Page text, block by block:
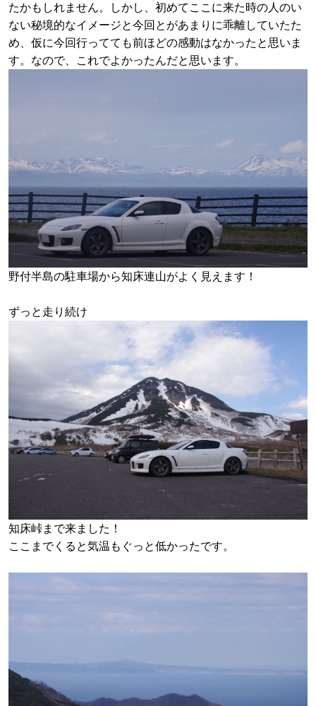
たかもしれません。しかし、初めてここに来た時の人のい
ない秘境的なイメージと今回とがあまりに乖離していたた
め、仮に今回行ってても前ほどの感動はなかったと思いま
す。なので、これでよかったんだと思います。
野付半島の駐車場から知床連山がよく見えます！
ずっと走り続け
知床峠まで来ました！
ここまでくると気温もぐっと低かったです。